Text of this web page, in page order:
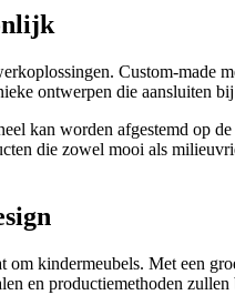
Custom-made
ontwerpen die aansluiten
kan worden afgestemd op
die zowel mooi als
kindermeubels. Met een
en productiemethoden